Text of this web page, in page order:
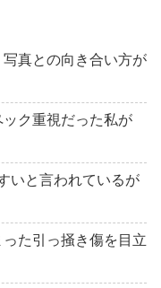
真との向き合い方が
ク重視だった私が
いと言われているが
た引っ掻き傷を目立